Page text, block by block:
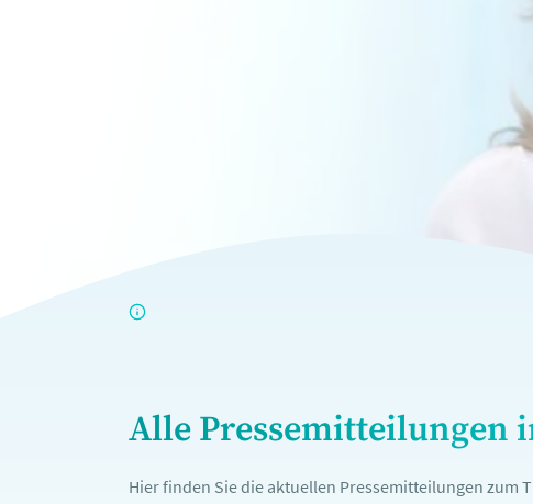
Alle Pressemitteilungen
Hier finden Sie die aktuellen Pressemitteilungen zum